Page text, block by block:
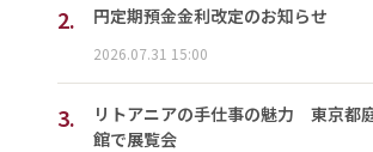
2. 円定期預金金利改定のお知らせ
2026.07.31 15:00
3.
リトアニアの手仕事の魅力 東京都
館で展覧会